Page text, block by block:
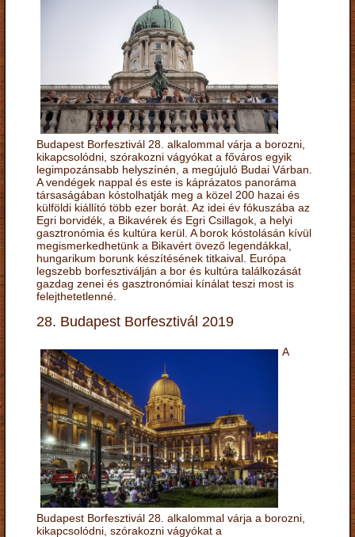
Budapest Borfesztivál 28. alkalommal várja a borozni,
kikapcsolódni, szórakozni vágyókat a főváros egyik
legimpozánsabb helyszínén, a megújuló Budai Várban.
A vendégek nappal és este is káprázatos panoráma
társaságában kóstolhatják meg a közel 200 hazai és
külföldi kiállító több ezer borát. Az idei év fókuszába az
Egri borvidék, a Bikavérek és Egri Csillagok, a helyi
gasztronómia és kultúra kerül. A borok kóstolásán kívül
megismerkedhetünk a Bikavért övező legendákkal,
hungarikum borunk készítésének titkaival. Európa
legszebb borfesztiválján a bor és kultúra találkozását
gazdag zenei és gasztronómiai kínálat teszi most is
felejthetetlenné.
28. Budapest Borfesztivál 2019
A
Budapest Borfesztivál 28. alkalommal várja a borozni,
kikapcsolódni, szórakozni vágyókat a